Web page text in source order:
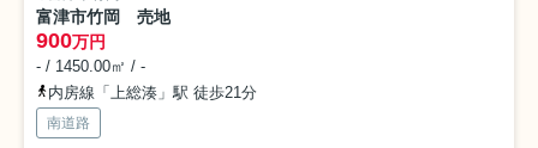
富津市竹岡 売地
900万円
- / 1450.00㎡ / -
内房線「上総湊」駅 徒歩21分
南道路